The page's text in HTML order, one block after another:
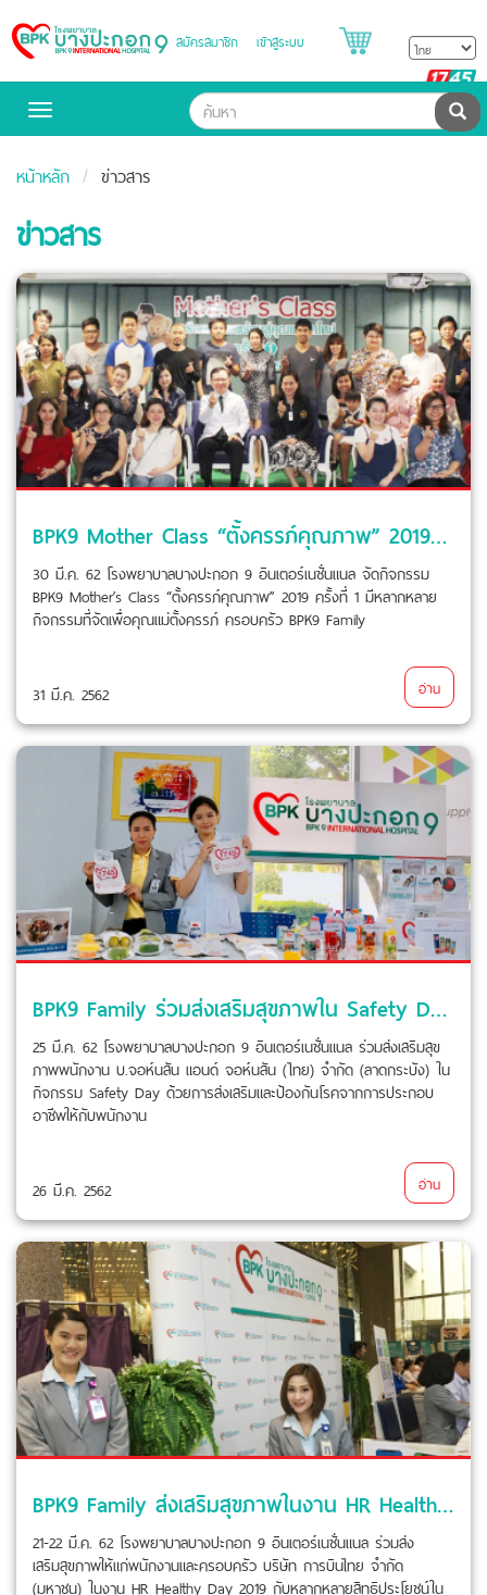
Bangpakok
Hospital
สมัครสมาชิก เข้าสู่ระบบ
Toggle
ค้น
หน้าหลัก ข่าวสาร
ข่าวสาร
BPK9 Mother Class “ตั้งครรภ์คุณภาพ” 2019 ครั้งที่ 1
30 มี.ค. 62 โรงพยาบาลบางปะกอก 9 อินเตอร์เนชั่นแนล จัดกิจกรรม
BPK9 Mother’s Class “ตั้งครรภ์คุณภาพ” 2019 ครั้งที่ 1 มีหลากหลาย
กิจกรรมที่จัดเพื่อคุณแม่ตั้งครรภ์ ครอบครัว BPK9 Family
31 มี.ค. 2562 อ่าน
BPK9 Family ร่วมส่งเสริมสุขภาพใน Safety Day บ.จอห์นสัน แอนด์ จอห์นสัน (ไทย) จำกัด (ลาดกระบัง)
25 มี.ค. 62 โรงพยาบาลบางปะกอก 9 อินเตอร์เนชั่นแนล ร่วมส่งเสริมสุข
ภาพพนักงาน บ.จอห์นสัน แอนด์ จอห์นสัน (ไทย) จำกัด (ลาดกระบัง) ใน
กิจกรรม Safety Day ด้วยการส่งเสริมและป้องกันโรคจากการประกอบ
อาชีพให้กับพนักงาน
26 มี.ค. 2562 อ่าน
BPK9 Family ส่งเสริมสุขภาพในงาน HR Healthy Day 2019 การบินไทย
21-22 มี.ค. 62 โรงพยาบาลบางปะกอก 9 อินเตอร์เนชั่นแนล ร่วมส่ง
เสริมสุขภาพให้แก่พนักงานและครอบครัว บริษัท การบินไทย จำกัด
(มหาชน) ในงาน HR Healthy Day 2019 กับหลากหลายสิทธิประโยชน์ใน